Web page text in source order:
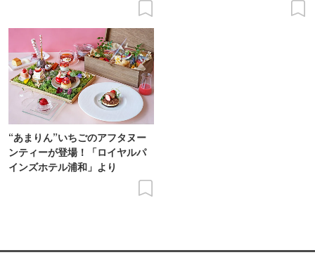
“あまりん”いちごのアフタヌー
ンティーが登場！「ロイヤルパ
インズホテル浦和」より